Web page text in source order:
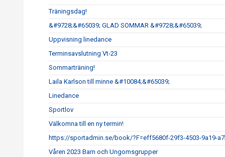
Träningsdag!
&#9728;&#65039; GLAD SOMMAR &#9728;&#65039;
Uppvisning linedance
Terminsavslutning Vt-23
Sommarträning!
Laila Karlson till minne &#10084;&#65039;
Linedance
Sportlov
Välkomna till en ny termin!
https://sportadmin.se/book/?F=eff5680f-29f3-4503-9a19-
Våren 2023 Barn och Ungomsgrupper